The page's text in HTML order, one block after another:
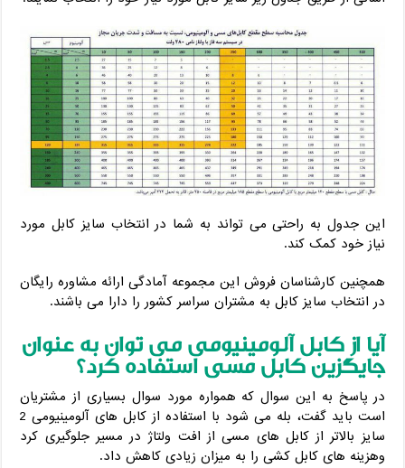
این جدول به راحتی می تواند به شما در انتخاب سایز کابل مورد
نیاز خود کمک کند.
همچنین کارشناسان فروش این مجموعه آمادگی ارائه مشاوره رایگان
در انتخاب سایز کابل به مشتران سراسر کشور را دارا می باشند.
آیا از کابل آلومینیومی می توان به عنوان
جایگزین کابل مسی استفاده کرد؟
در پاسخ به این سوال که همواره مورد سوال بسیاری از مشتریان
است باید گفت، بله می شود با استفاده از کابل های آلومینیومی 2
سایز بالاتر از کابل های مسی از افت ولتاژ در مسیر جلوگیری کرد
وهزینه های کابل کشی را به میزان زیادی کاهش داد.